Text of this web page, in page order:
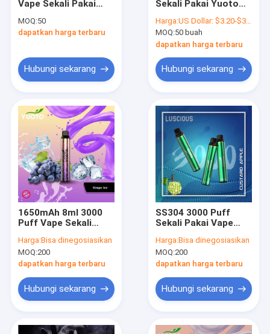
Vape Sekali Pakai
Campuran
MOQ:50
dapatkan harga terbaru
Hubungi sekarang
Sekali Pakai Yuoto
8ML E Liquid
Harga:US Dollar: $3.20-$3.60(1PCS)
MOQ:50 buah
dapatkan harga terbaru
Hubungi sekarang
1650mAh 8ml 3000
Puff Vape Sekali
Luscious Disposable
Vape Pen
Harga:Bisa dinegosiasikan
MOQ:200
dapatkan harga terbaru
Hubungi sekarang
SS304 3000 Puff
Sekali Pakai Vape
rokok Perangkat Pod
E Juice
Harga:Bisa dinegosiasikan
MOQ:200
dapatkan harga terbaru
Hubungi sekarang